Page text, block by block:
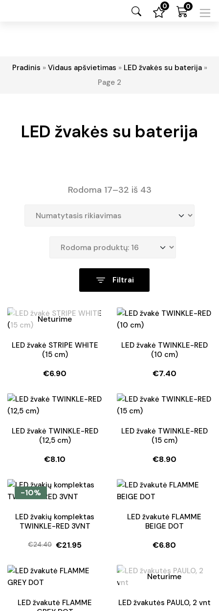
0 0
Pradinis » Vidaus apšvietimas » LED žvakės su baterija»
Page 2
LED žvakės su baterija
Rodoma 17–32 iš 43
Filtrai
Neturime
LED žvakė STRIPE WHITE
(15 cm)
€6.90
LED žvakė TWINKLE-RED
(10 cm)
€7.40
LED žvakė TWINKLE-RED
(12,5 cm)
€8.10
LED žvakė TWINKLE-RED
(15 cm)
€8.90
-10%
LED žvakių komplektas
TWINKLE-RED 3VNT
€24.40
Original
was:
€21.95
Current
is:
LED žvakutė FLAMME
BEIGE DOT
€6.80
LED žvakutė FLAMME
Neturime
LED žvakutės PAULO, 2 vnt